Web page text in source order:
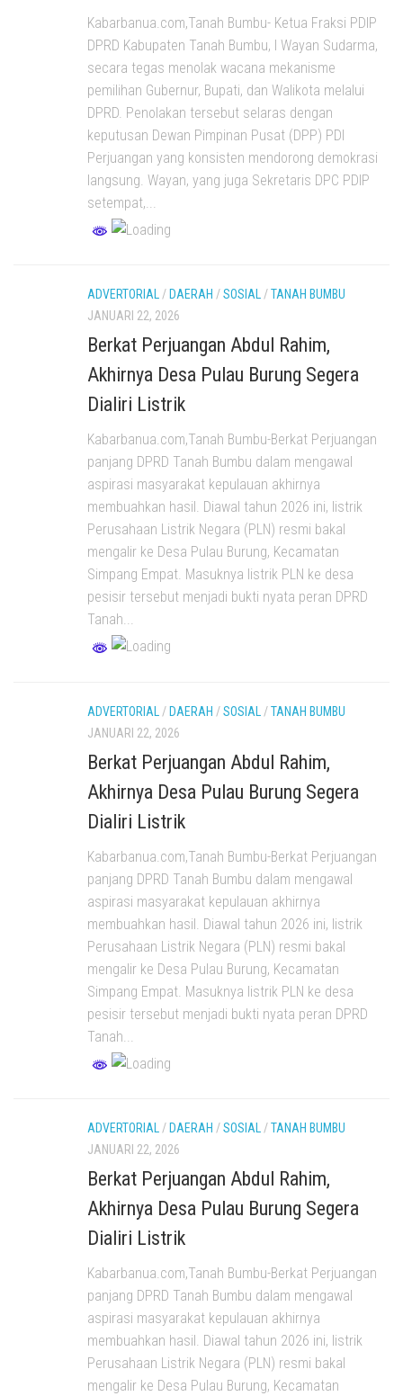
Kabarbanua.com,Tanah Bumbu- Ketua Fraksi PDIP
DPRD Kabupaten Tanah Bumbu, I Wayan Sudarma,
secara tegas menolak wacana mekanisme
pemilihan Gubernur, Bupati, dan Walikota melalui
DPRD. Penolakan tersebut selaras dengan
keputusan Dewan Pimpinan Pusat (DPP) PDI
Perjuangan yang konsisten mendorong demokrasi
langsung. Wayan, yang juga Sekretaris DPC PDIP
setempat,...
ADVERTORIAL/ DAERAH /SOSIAL/TANAH BUMBU
JANUARI 22, 2026
Berkat Perjuangan Abdul Rahim,
Akhirnya Desa Pulau Burung Segera
Dialiri Listrik
Kabarbanua.com,Tanah Bumbu-Berkat Perjuangan
panjang DPRD Tanah Bumbu dalam mengawal
aspirasi masyarakat kepulauan akhirnya
membuahkan hasil. Diawal tahun 2026 ini, listrik
Perusahaan Listrik Negara (PLN) resmi bakal
mengalir ke Desa Pulau Burung, Kecamatan
Simpang Empat. Masuknya listrik PLN ke desa
pesisir tersebut menjadi bukti nyata peran DPRD
Tanah...
ADVERTORIAL / DAERAH /SOSIAL /TANAH BUMBU
JANUARI 22, 2026
Berkat Perjuangan Abdul Rahim,
Akhirnya Desa Pulau Burung Segera
Dialiri Listrik
Kabarbanua.com,Tanah Bumbu-Berkat Perjuangan
panjang DPRD Tanah Bumbu dalam mengawal
aspirasi masyarakat kepulauan akhirnya
membuahkan hasil. Diawal tahun 2026 ini, listrik
Perusahaan Listrik Negara (PLN) resmi bakal
mengalir ke Desa Pulau Burung, Kecamatan
Simpang Empat. Masuknya listrik PLN ke desa
pesisir tersebut menjadi bukti nyata peran DPRD
Tanah...
ADVERTORIAL / DAERAH /SOSIAL /TANAH BUMBU
JANUARI 22, 2026
Berkat Perjuangan Abdul Rahim,
Akhirnya Desa Pulau Burung Segera
Dialiri Listrik
Kabarbanua.com,Tanah Bumbu-Berkat Perjuangan
panjang DPRD Tanah Bumbu dalam mengawal
aspirasi masyarakat kepulauan akhirnya
membuahkan hasil. Diawal tahun 2026 ini, listrik
Perusahaan Listrik Negara (PLN) resmi bakal
mengalir ke Desa Pulau Burung, Kecamatan